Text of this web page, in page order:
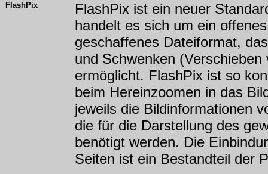
FlashPix
FlashPix ist ein neuer
handelt es sich um ein
geschaffenes Dateiformat,
und Schwenken
ermöglicht. FlashPix ist so
beim Hereinzoomen in das
jeweils die Bildinformationen
die für die Darstellung des
benötigt werden. Die
Seiten ist ein Bestandteil der